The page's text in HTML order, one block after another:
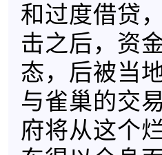
和过度借贷
击之后，资
态，后被当
与雀巢的交
府将从这个